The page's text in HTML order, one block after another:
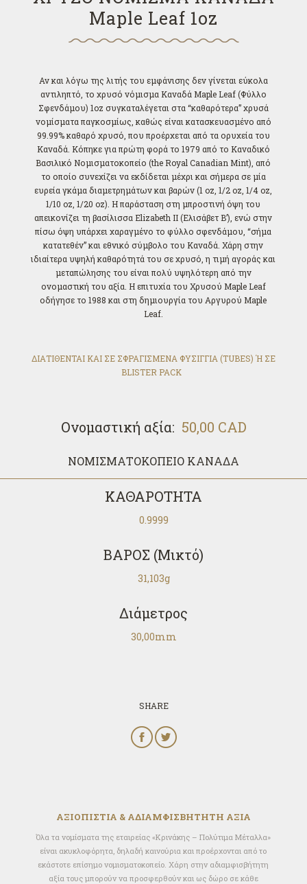
Maple Leaf 1oz
Αν και λόγω της λιτής του εμφάνισης δεν γίνεται εύκολα
αντιληπτό, το χρυσό νόμισμα Καναδά Maple Leaf (Φύλλο
Σφενδάμου) 1oz συγκαταλέγεται στα “καθαρότερα” χρυσά
νομίσματα παγκοσμίως, καθώς είναι κατασκευασμένο από
99.99% καθαρό χρυσό, που προέρχεται από τα ορυχεία του
Καναδά. Κόπηκε για πρώτη φορά το 1979 από το Καναδικό
Βασιλικό Νομισματοκοπείο (the Royal Canadian Mint), από
το οποίο συνεχίζει να εκδίδεται μέχρι και σήμερα σε μία
ευρεία γκάμα διαμετρημάτων και βαρών (1 oz, 1/2 oz, 1/4 oz,
1/10 oz, 1/20 oz). Η παράσταση στη μπροστινή όψη του
απεικονίζει τη βασίλισσα Elizabeth II (Ελισάβετ Β’), ενώ στην
πίσω όψη υπάρχει χαραγμένο το φύλλο σφενδάμου, “σήμα
κατατεθέν” και εθνικό σύμβολο του Καναδά. Χάρη στην
ιδιαίτερα υψηλή καθαρότητά του σε χρυσό, η τιμή αγοράς και
μεταπώλησης του είναι πολύ υψηλότερη από την
ονομαστική του αξία. Η επιτυχία του Χρυσού Maple Leaf
οδήγησε το 1988 και στη δημιουργία του Αργυρού Maple
Leaf.
ΔΙΑΤΙΘΕΝΤΑΙ ΚΑΙ ΣΕ ΣΦΡΑΓΙΣΜΕΝΑ ΦΥΣΙΓΓΙΑ (TUBES) Ή ΣΕ
BLISTER PACK
Ονομαστική αξία: 50,00 CAD
ΝΟΜΙΣΜΑΤΟΚΟΠΕΙΟ ΚΑΝΑΔΑ
ΚΑΘΑΡΟΤΗΤΑ
0.9999
ΒΑΡΟΣ (Μικτό)
31,103g
Διάμετρος
30,00mm
SHARE
ΑΞΙΟΠΙΣΤΙΑ & ΑΔΙΑΜΦΙΣΒΗΤΗΤΗ ΑΞΙΑ
Όλα τα νομίσματα της εταιρείας «Κρινάκης – Πολύτιμα Μέταλλα»
είναι ακυκλοφόρητα, δηλαδή καινούρια και προέρχονται από το
εκάστοτε επίσημο νομισματοκοπείο. Xάρη στην αδιαμφισβήτητη
αξία τους μπορούν να προσφερθούν και ως δώρο σε κάθε